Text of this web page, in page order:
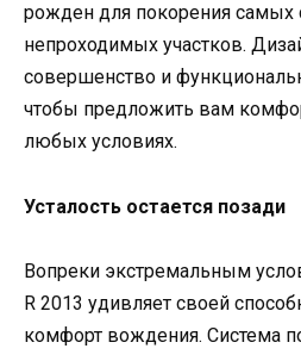
рожден для покорения самых
непроходимых участков.
совершенство и
чтобы предложить вам
любых условиях.
Усталость остается позади
Вопреки экстремальным
R 2013 удивляет своей
комфорт вождения. Система